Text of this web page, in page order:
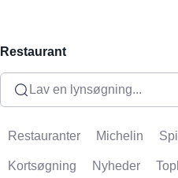
Restaurant
Lav en lynsøgning...
Restauranter Michelin
Kortsøgning Nyheder